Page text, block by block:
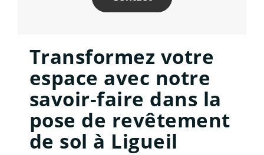
Transformez votre
espace avec notre
savoir-faire dans la
pose de revêtement
de sol à Ligueil